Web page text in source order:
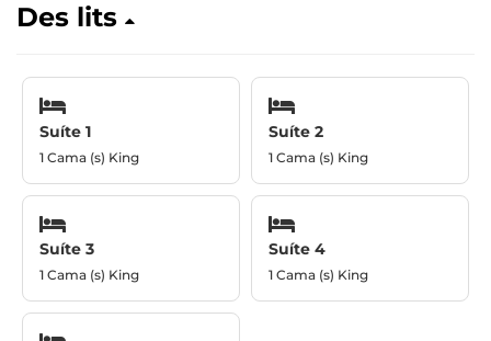
Des lits
Suíte 1
1 Cama (s) King
Suíte 2
1 Cama (s) King
Suíte 3
1 Cama (s) King
Suíte 4
1 Cama (s) King